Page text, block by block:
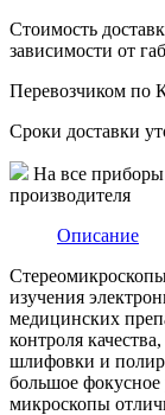
Стоимость
зависимости от
Перевозчиком по
Сроки доставки
На все приборы
производителя
Описание
изучения
медицинских
контроля
шлифовки и
большое
микроскопы